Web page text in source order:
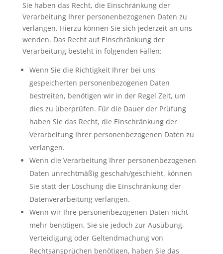
Sie haben das Recht, die Einschränkung der
Verarbeitung Ihrer personenbezogenen Daten zu
verlangen. Hierzu können Sie sich jederzeit an uns
wenden. Das Recht auf Einschränkung der
Verarbeitung besteht in folgenden Fällen:
Wenn Sie die Richtigkeit Ihrer bei uns
gespeicherten personenbezogenen Daten
bestreiten, benötigen wir in der Regel Zeit, um
dies zu überprüfen. Für die Dauer der Prüfung
haben Sie das Recht, die Einschränkung der
Verarbeitung Ihrer personenbezogenen Daten zu
verlangen.
Wenn die Verarbeitung Ihrer personenbezogenen
Daten unrechtmäßig geschah/geschieht, können
Sie statt der Löschung die Einschränkung der
Datenverarbeitung verlangen.
Wenn wir Ihre personenbezogenen Daten nicht
mehr benötigen, Sie sie jedoch zur Ausübung,
Verteidigung oder Geltendmachung von
Rechtsansprüchen benötigen, haben Sie das